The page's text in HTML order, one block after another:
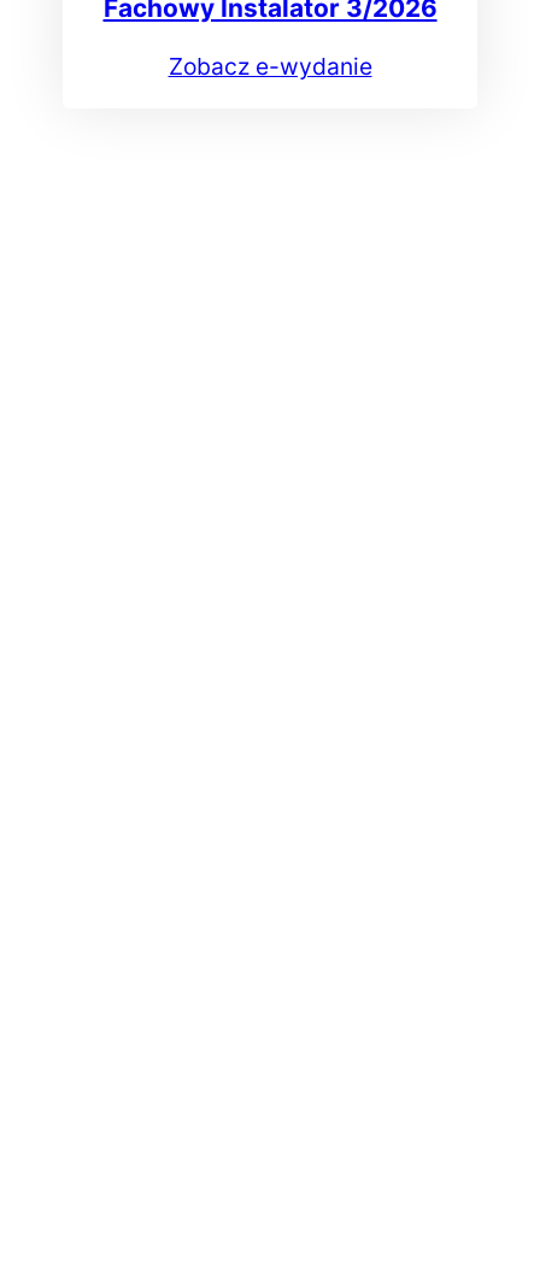
Fachowy Instalator 3/2026
Zobacz e-wydanie